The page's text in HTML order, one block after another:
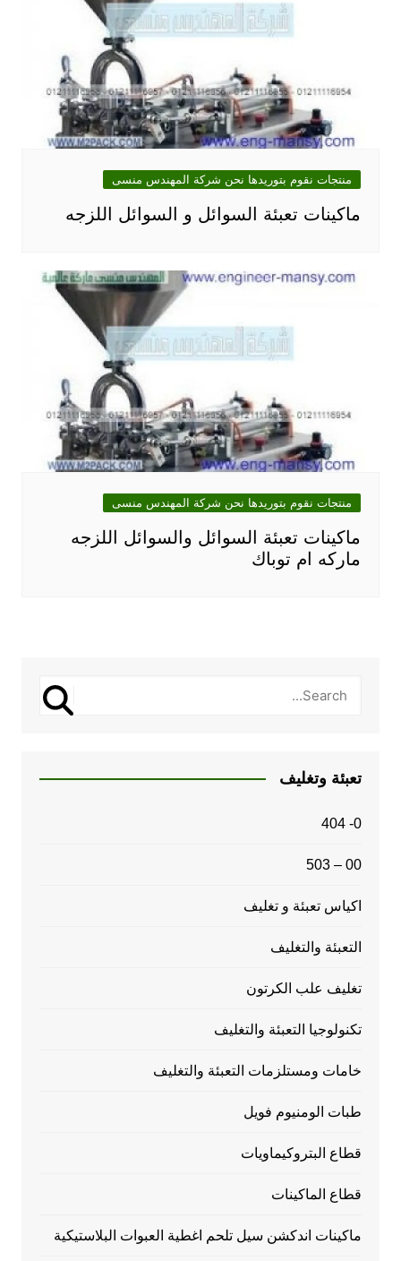
منتجات نقوم بتوريدها نحن شركة المهندس منسى
ماكينات تعبئة السوائل و السوائل اللزجه
منتجات نقوم بتوريدها نحن شركة المهندس منسى
ماكينات تعبئة السوائل والسوائل اللزجه
ماركه ام توباك
تعبئة وتغليف
0- 404
00 – 503
اكياس تعبئة و تغليف
التعبئة والتغليف
تغليف علب الكرتون
تكنولوجيا التعبئة والتغليف
خامات ومستلزمات التعبئة والتغليف
طبات الومنيوم فويل
قطاع البتروكيماويات
قطاع الماكينات
ماكينات اندكشن سيل تلحم اغطية العبوات البلاستيكية